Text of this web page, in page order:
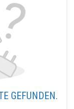
GEFUNDEN.